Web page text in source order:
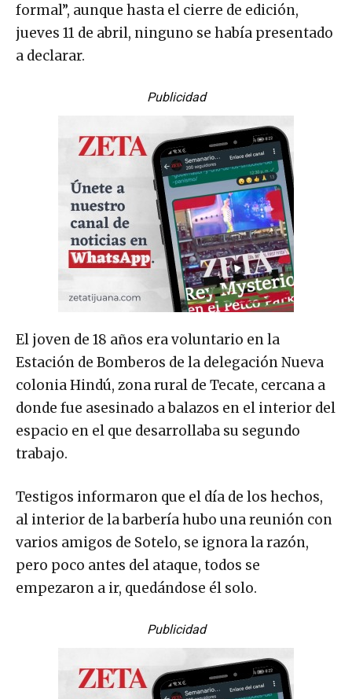
formal”, aunque hasta el cierre de edición,
jueves 11 de abril, ninguno se había presentado
a declarar.
Publicidad
El joven de 18 años era voluntario en la
Estación de Bomberos de la delegación Nueva
colonia Hindú, zona rural de Tecate, cercana a
donde fue asesinado a balazos en el interior del
espacio en el que desarrollaba su segundo
trabajo.
Testigos informaron que el día de los hechos,
al interior de la barbería hubo una reunión con
varios amigos de Sotelo, se ignora la razón,
pero poco antes del ataque, todos se
empezaron a ir, quedándose él solo.
Publicidad